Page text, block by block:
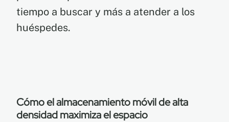
tiempo a buscar y más a atender a los
huéspedes.
Cómo el almacenamiento móvil de alta
densidad maximiza el espacio